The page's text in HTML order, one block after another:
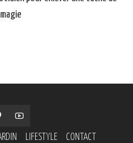
LIFESTYLE CONTACT